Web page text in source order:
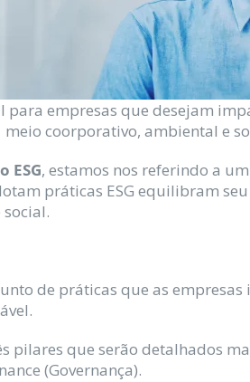
para empresas que desejam
meio coorporativo, ambiental e
ESG, estamos nos referindo a
práticas ESG equilibram
de práticas que as
pilares que serão detalhados
(Governança).